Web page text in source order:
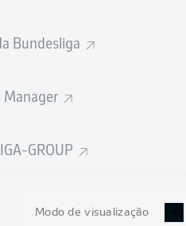
Bundesliga
Manager
GROUP
Modo de visualização
DA
2026/2027